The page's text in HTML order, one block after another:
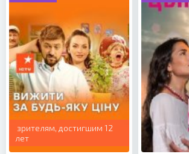
зрителям, достигшим 12
лет